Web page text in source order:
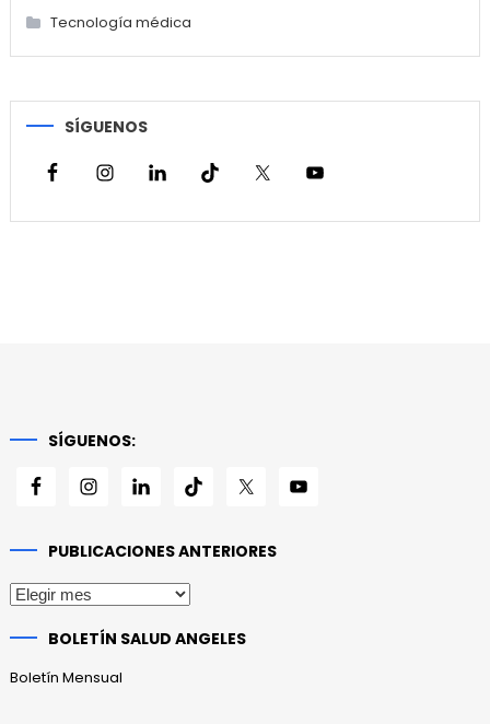
Tecnología médica
SÍGUENOS
SÍGUENOS:
PUBLICACIONES ANTERIORES
Publicaciones
BOLETÍN SALUD ANGELES
Boletín Mensual